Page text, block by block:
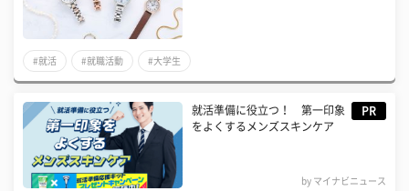
#就活 #就職活動 #大学生
就活準備に役立つ！ 第一印象
をよくするメンズスキンケア
PR
by マイナビニュース